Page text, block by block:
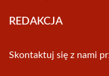
REDAKCJA
Skontaktuj się z nami